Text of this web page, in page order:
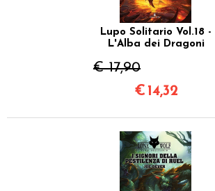
Lupo Solitario Vol.18 -
L'Alba dei Dragoni
€ 17,90
€ 14,32